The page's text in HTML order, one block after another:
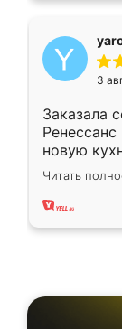
3
Заказала
Ренессанс
новую
вполне
два года,
Читать